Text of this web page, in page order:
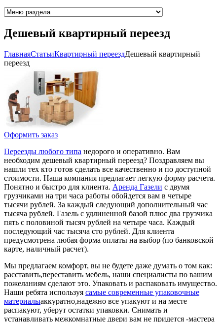
Дешевый квартирный переезд
ГлавнаяCтатьиКвартирный переездДешевый квартирный
переезд
Оформить заказ
Переезды любого типа недорого и оперативно. Вам
необходим дешевый квартирный переезд? Поздравляем вы
нашли тех кто готов сделать все качественно и по доступной
стоимости. Наша компания предлагает легкую форму расчета.
Понятно и быстро для клиента. Аренда Газели с двумя
грузчиками на три часа работы обойдется вам в четыре
тысячи рублей. За каждый следующий дополнительный час
тысяча рублей. Газель с удлиненной базой плюс два грузчика
пять с половиной тысяч рублей на четыре часа. Каждый
последующий час тысяча сто рублей. Для клиента
предусмотрена любая форма оплаты на выбор (по банковской
карте, наличный расчет).
Мы предлагаем комфорт, вы не будете даже думать о том как:
расставить,переставить мебель, наши специалисты по вашим
пожеланиям сделают это. Упаковать и распаковать имущество.
Наши ребята используя самые современные упаковочные
материалыаккуратно,надежно все упакуют и на месте
распакуют, уберут остатки упаковки. Снимать и
устанавливать межкомнатные двери вам не придется -мастера